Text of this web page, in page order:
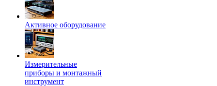
Активное оборудование
Измерительные
приборы и монтажный
инструмент